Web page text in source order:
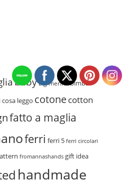
babybig merino bimba
cosa leggo cotonecotton
fatto a maglia
ferri ferri 5 ferri circolari
fromannashands gift idea
handmade